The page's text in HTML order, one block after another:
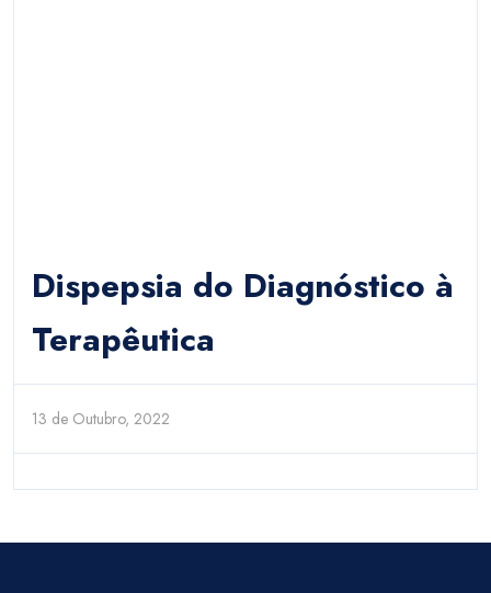
Dispepsia do Diagnóstico à
Terapêutica
13 de Outubro, 2022